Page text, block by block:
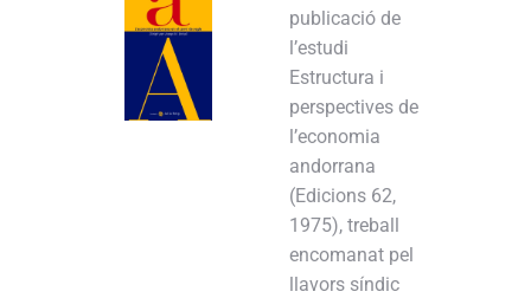
publicació de
l’estudi
Estructura i
perspectives de
l’economia
andorrana
(Edicions 62,
1975), treball
encomanat pel
llavors síndic